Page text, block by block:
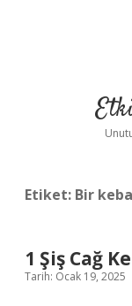
Etiket: Bir
1 Şiş Cağ
Tarih: Ocak 19, 2025